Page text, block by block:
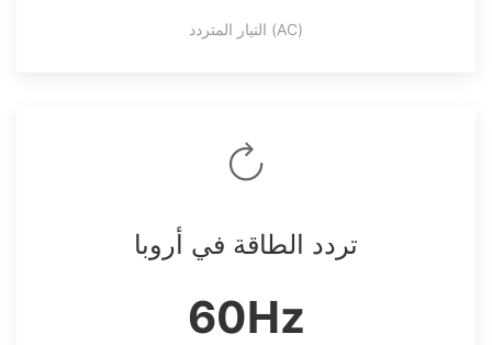
التيار المتردد (AC)
تردد الطاقة في أروبا
60Hz